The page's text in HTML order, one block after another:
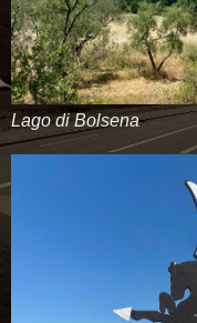
Lago di Bolsena